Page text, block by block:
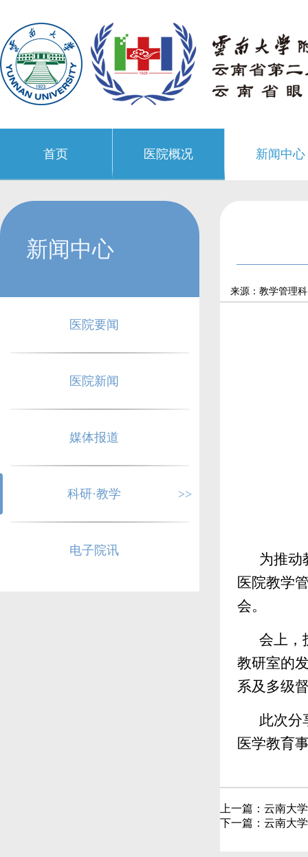
首页 医院概况 新闻中心
新闻中心
医院要闻
医院新闻
媒体报道
科研·教学 >>
电子院讯
来源：教学管理科
为推动
医院教学
会。
会上，
教研室的
系及多级
此次分
医学教育
上一篇： 云南大
下一篇： 云南大